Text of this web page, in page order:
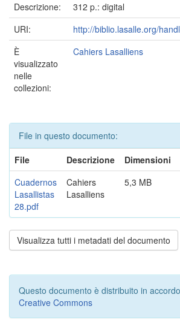
Descrizione:
312 p.: digital
URI:
http://biblio.lasalle.org/
È
visualizzato
nelle
collezioni:
Cahiers Lasalliens
File in questo documento:
File
Descrizione Dimensioni
Cuadernos
Lasallistas
28.pdf
Cahiers
Lasalliens
5,3 MB
Visualizza tutti i metadati del documento
Questo documento è distribuito in
Creative Commons